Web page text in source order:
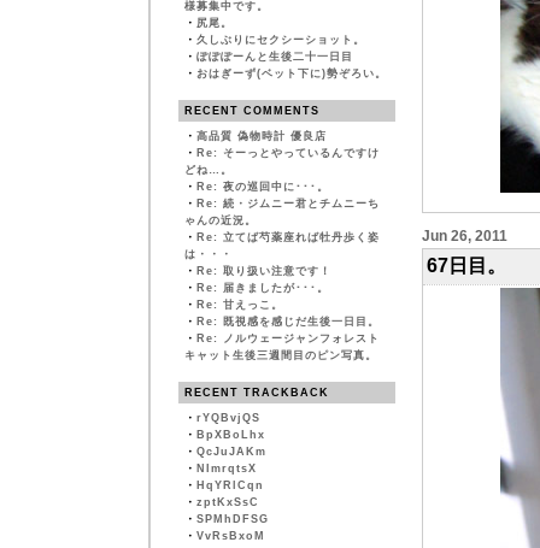
様募集中です。
・ 尻尾。
・ 久しぶりにセクシーショット。
・ ぽぽぽーんと生後二十一日目
・ おはぎーず(ベット下に)勢ぞろい。
RECENT COMMENTS
・ 高品質 偽物時計 優良店
・ Re: そーっとやっているんですけ
どね…。
・ Re: 夜の巡回中に･･･。
・ Re: 続・ジムニー君とチムニーち
ゃんの近況。
・ Re: 立てば芍薬座れば牡丹歩く姿
は・・・
・ Re: 取り扱い注意です！
・ Re: 届きましたが･･･。
・ Re: 甘えっこ。
・ Re: 既視感を感じだ生後一日目。
・ Re: ノルウェージャンフォレスト
キャット生後三週間目のピン写真。
RECENT TRACKBACK
・ rYQBvjQS
・ BpXBoLhx
・ QcJuJAKm
・ NImrqtsX
・ HqYRlCqn
・ zptKxSsC
・ SPMhDFSG
・ VvRsBxoM
Jun 26, 2011
67日目。